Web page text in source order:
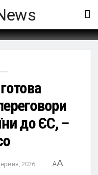
до ЄС, –
2026 AA